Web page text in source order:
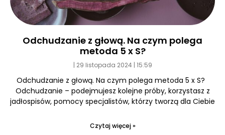
Odchudzanie z głową. Na czym polega
metoda 5 x S?
29 listopada 2024 15:59
Odchudzanie z głową. Na czym polega metoda 5 x S?
Odchudzanie – podejmujesz kolejne próby, korzystasz z
jadłospisów, pomocy specjalistów, którzy tworzą dla Ciebie
Czytaj więcej »